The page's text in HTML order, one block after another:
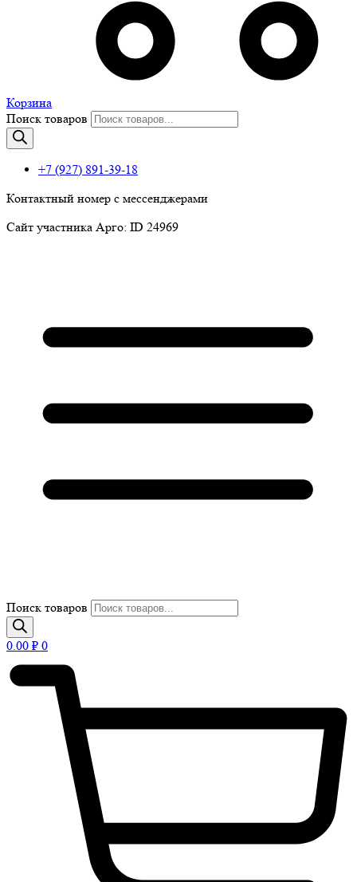
Корзина
Поиск товаров
+7 (927) 891-39-18
Контактный номер с мессенджерами
Сайт участника Арго: ID 24969
Поиск товаров
0.00 ₽ 0